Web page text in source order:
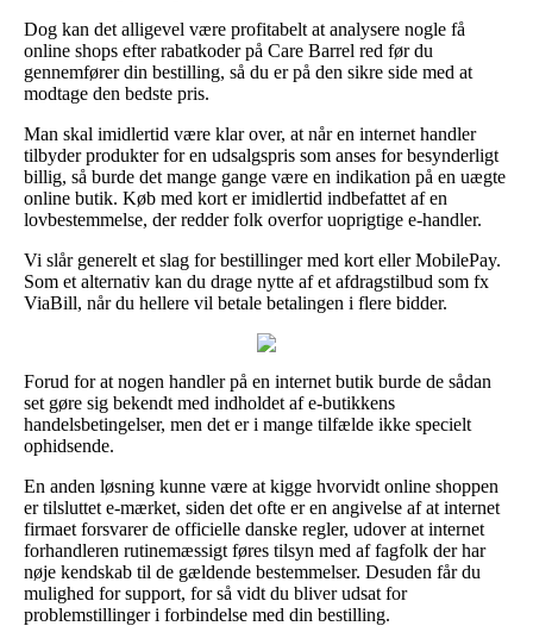
Dog kan det alligevel være profitabelt at analysere nogle få
online shops efter rabatkoder på Care Barrel red før du
gennemfører din bestilling, så du er på den sikre side med at
modtage den bedste pris.
Man skal imidlertid være klar over, at når en internet handler
tilbyder produkter for en udsalgspris som anses for besynderligt
billig, så burde det mange gange være en indikation på en uægte
online butik. Køb med kort er imidlertid indbefattet af en
lovbestemmelse, der redder folk overfor uoprigtige e-handler.
Vi slår generelt et slag for bestillinger med kort eller MobilePay.
Som et alternativ kan du drage nytte af et afdragstilbud som fx
ViaBill, når du hellere vil betale betalingen i flere bidder.
Forud for at nogen handler på en internet butik burde de sådan
set gøre sig bekendt med indholdet af e-butikkens
handelsbetingelser, men det er i mange tilfælde ikke specielt
ophidsende.
En anden løsning kunne være at kigge hvorvidt online shoppen
er tilsluttet e-mærket, siden det ofte er en angivelse af at internet
firmaet forsvarer de officielle danske regler, udover at internet
forhandleren rutinemæssigt føres tilsyn med af fagfolk der har
nøje kendskab til de gældende bestemmelser. Desuden får du
mulighed for support, for så vidt du bliver udsat for
problemstillinger i forbindelse med din bestilling.